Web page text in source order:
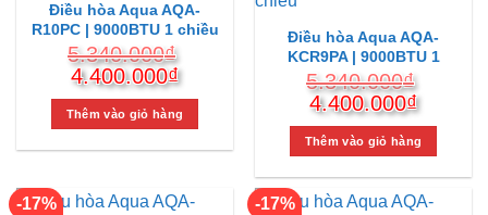
Điều hòa Aqua AQA-
R10PC | 9000BTU 1 chiều
5.340.000₫
Giá
gốc
là:
4.400.000₫Giá
hiện
tại
4.400.000₫.
Thêm vào giỏ hàng
Điều hòa Aqua AQA-
KCR9PA | 9000BTU 1
chiều
5.340.000₫
Giá
gốc
là:
4.400.000₫Giá
hiện
tại
Thêm vào giỏ hàng
-17% -17%